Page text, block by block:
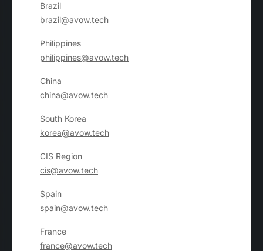
Brazil
brazil@avow.tech
Philippines
philippines@avow.tech
China
china@avow.tech
South Korea
korea@avow.tech
CIS Region
cis@avow.tech
Spain
spain@avow.tech
France
france@avow.tech